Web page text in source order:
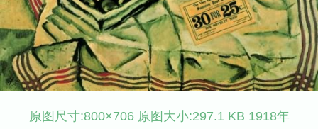
原图尺寸:800×706 原图大小:297.1 KB 1918年